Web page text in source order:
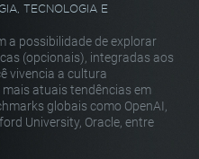
TECNOLOGIA E
a possibilidade de explorar
(opcionais), integradas aos
vivencia a cultura
mais atuais tendências em
globais como OpenAI,
University, Oracle, entre